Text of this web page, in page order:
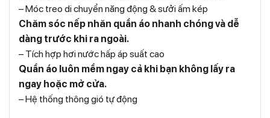
– Móc treo di chuyển năng động & sưởi ấm kép
Chăm sóc nếp nhăn quần áo nhanh chóng và dễ
dàng trước khi ra ngoài.
– Tích hợp hơi nước hấp áp suất cao
Quần áo luôn mềm ngay cả khi bạn không lấy ra
ngay hoặc mở cửa.
– Hệ thống thông gió tự động